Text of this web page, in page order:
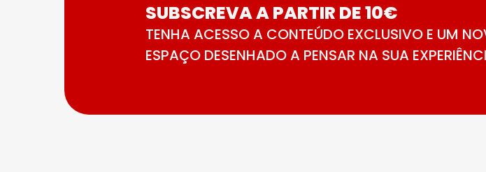
SUBSCREVA A PARTIR DE 10€
TENHA ACESSO A CONTEÚDO EXCLUSIVO E UM
ESPAÇO DESENHADO A PENSAR NA SUA